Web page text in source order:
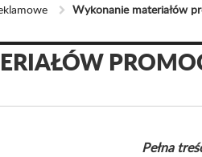
Wykonanie materiałów
Pełna